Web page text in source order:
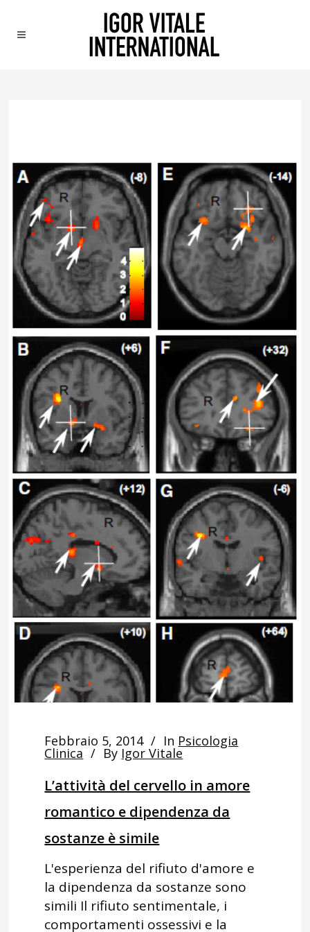
Febbraio 5, 2014 In Psicologia
Clinica By Igor Vitale
L’attività del cervello in amore
romantico e dipendenza da
sostanze è simile
L'esperienza del rifiuto d'amore e
la dipendenza da sostanze sono
simili Il rifiuto sentimentale, i
comportamenti ossessivi e la